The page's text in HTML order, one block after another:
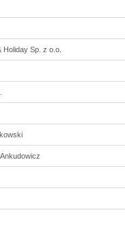
Sp. z o.o.